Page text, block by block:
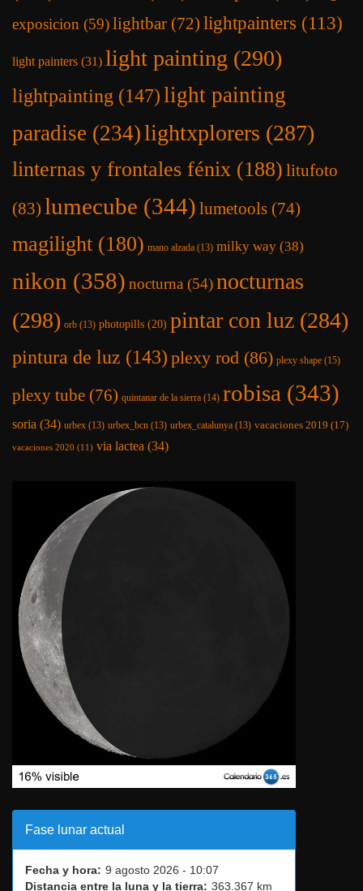
exposicion (59)lightbar (72) lightpainters (113)
light painters (31) light painting (290)
lightpainting (147)light painting
paradise (234)lightxplorers (287)
linternas y frontales fénix (188) litufoto
(83) lumecube (344) lumetools (74)
magilight (180) mano alzada (13) milky way (38)
nikon (358) nocturna (54)nocturnas
(298) orb (13) photopills (20) pintar con luz (284)
pintura de luz (143) plexy rod (86) plexy shape (15)
plexy tube (76) quintanar de la sierra (14) robisa (343)
soria (34) urbex (13) urbex_bcn (13) urbex_catalunya (13) vacaciones 2019 (17)
vacaciones 2020 (11) via lactea (34)
Fase lunar actual
Fecha y hora: 9 agosto 2026 - 10:07
Distancia entre la luna y la tierra: 363.367 km